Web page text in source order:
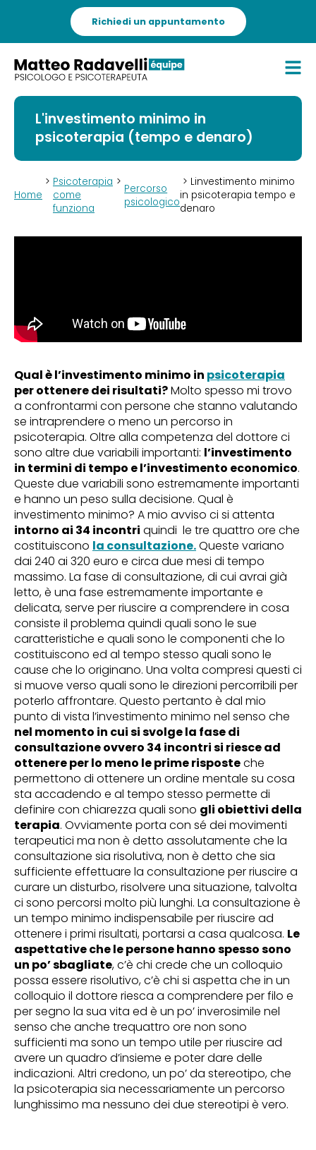
Richiedi un appuntamento
L'investimento minimo in
psicoterapia (tempo e denaro)
Home
> Psicoterapia
come
funziona
> Percorso
psicologico
> Linvestimento minimo
in psicoterapia tempo e
denaro
Qual è l’investimento minimo in psicoterapia
per ottenere dei risultati?Molto spesso mi trovo
a confrontarmi con persone che stanno valutando
se intraprendere o meno un percorso in
psicoterapia. Oltre alla competenza del dottore ci
sono altre due variabili importanti: l’investimento
in termini di tempo e l’investimento economico.
Queste due variabili sono estremamente importanti
e hanno un peso sulla decisione. Qual è
investimento minimo? A mio avviso ci si attenta
intorno ai 34 incontri quindi le tre quattro ore che
costituiscono la consultazione.Queste variano
dai 240 ai 320 euro e circa due mesi di tempo
massimo. La fase di consultazione, di cui avrai già
letto, è una fase estremamente importante e
delicata, serve per riuscire a comprendere in cosa
consiste il problema quindi quali sono le sue
caratteristiche e quali sono le componenti che lo
costituiscono ed al tempo stesso quali sono le
cause che lo originano. Una volta compresi questi ci
si muove verso quali sono le direzioni percorribili per
poterlo affrontare. Questo pertanto è dal mio
punto di vista l’investimento minimo nel senso che
nel momento in cui si svolge la fase di
consultazione ovvero 34 incontri si riesce ad
ottenere per lo meno le prime risposteche
permettono di ottenere un ordine mentale su cosa
sta accadendo e al tempo stesso permette di
definire con chiarezza quali sono gli obiettivi della
terapia. Ovviamente porta con sé dei movimenti
terapeutici ma non è detto assolutamente che la
consultazione sia risolutiva, non è detto che sia
sufficiente effettuare la consultazione per riuscire a
curare un disturbo, risolvere una situazione, talvolta
ci sono percorsi molto più lunghi. La consultazione è
un tempo minimo indispensabile per riuscire ad
ottenere i primi risultati, portarsi a casa qualcosa. Le
aspettative che le persone hanno spesso sono
un po’ sbagliate, c’è chi crede che un colloquio
possa essere risolutivo, c’è chi si aspetta che in un
colloquio il dottore riesca a comprendere per filo e
per segno la sua vita ed è un po’ inverosimile nel
senso che anche trequattro ore non sono
sufficienti ma sono un tempo utile per riuscire ad
avere un quadro d’insieme e poter dare delle
indicazioni. Altri credono, un po’ da stereotipo, che
la psicoterapia sia necessariamente un percorso
lunghissimo ma nessuno dei due stereotipi è vero.